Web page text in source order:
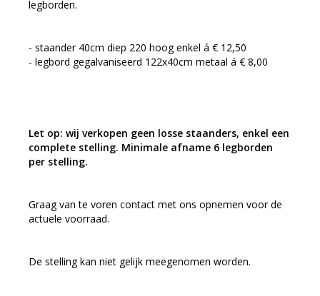
legborden.
- staander 40cm diep 220 hoog enkel á € 12,50
- legbord gegalvaniseerd 122x40cm metaal á € 8,00
Let op: wij verkopen geen losse staanders, enkel een
complete stelling. Minimale afname 6 legborden
per stelling.
Graag van te voren contact met ons opnemen voor de
actuele voorraad.
De stelling kan niet gelijk meegenomen worden.